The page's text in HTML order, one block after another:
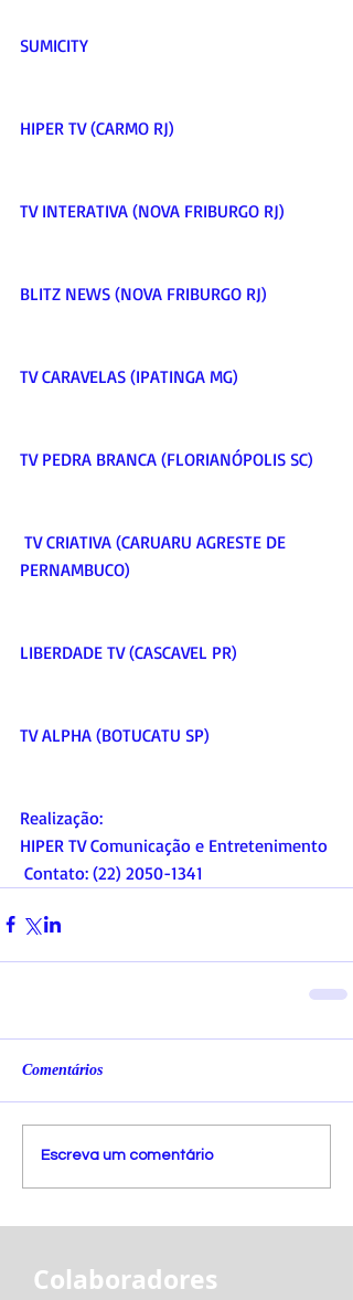
SUMICITY
HIPER TV (CARMO RJ)
TV INTERATIVA (NOVA FRIBURGO RJ)
BLITZ NEWS (NOVA FRIBURGO RJ)
TV CARAVELAS (IPATINGA MG)
TV PEDRA BRANCA (FLORIANÓPOLIS SC)
PERNAMBUCO)
LIBERDADE TV (CASCAVEL PR)
TV ALPHA (BOTUCATU SP)
Realização:
HIPER TV Comunicação e Entretenimento
Contato: (22) 2050-1341
Comentários
Escreva um comentário
Colaboradores